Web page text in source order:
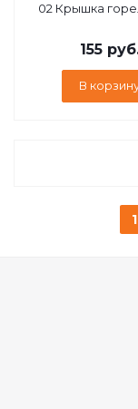
02 Крышка
155
В
1